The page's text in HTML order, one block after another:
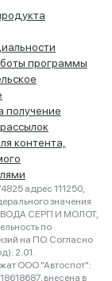
программы
получение
контента,
адрес 111250,
значения
СЕРП И МОЛОТ,
по
на ПО. Согласно
2.01.
ООО "Автоспот":
внесена в